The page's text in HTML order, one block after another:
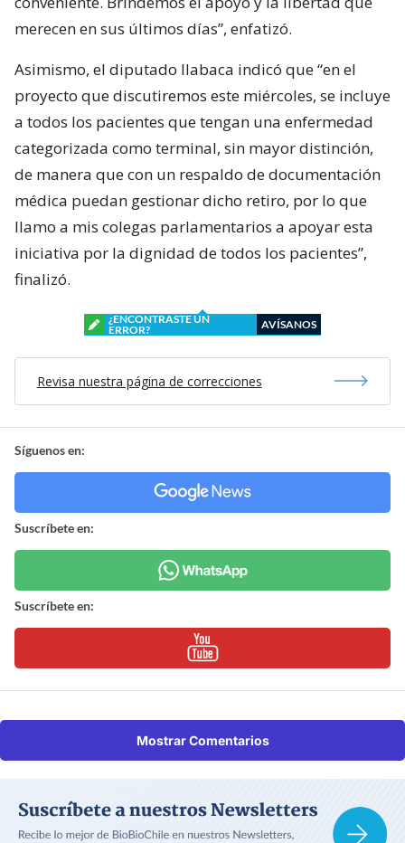
merecen en sus últimos días”, enfatizó.
Asimismo, el diputado Ilabaca indicó que “en el
proyecto que discutiremos este miércoles, se incluye
a todos los pacientes que tengan una enfermedad
categorizada como terminal, sin mayor distinción,
de manera que con un respaldo de documentación
médica puedan gestionar dicho retiro, por lo que
llamo a mis colegas parlamentarios a apoyar esta
iniciativa por la dignidad de todos los pacientes”,
finalizó.
¿ENCONTRASTE UN
ERROR?
AVÍSANOS
Revisa nuestra página de correcciones
Síguenos en:
Suscríbete en:
Suscríbete en:
Mostrar Comentarios